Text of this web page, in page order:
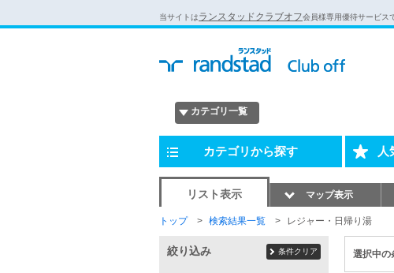
当サイトはランスタッドクラブオフ会員様専用優待サービス
カテゴリ一覧
カテゴリから探す 人
リスト表示 マップ表示
トップ 検索結果一覧 レジャー・日帰り湯
選択中の
絞り込み 条件クリア